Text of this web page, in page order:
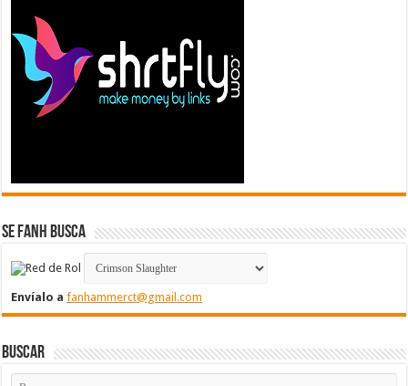
Se FanH Busca
Envíalo afanhammerct@gmail.com
Buscar